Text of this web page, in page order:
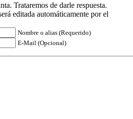
Trataremos de darle respuesta.
editada automáticamente por el
Nombre o alias (Requerido)
E-Mail (Opcional)